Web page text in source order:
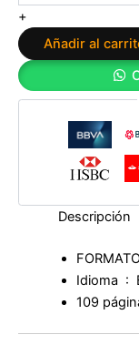
Cómo
dirigir
personas
a
de
conversaciones
González-
cantidad
+
Añadir al
Descripción
109